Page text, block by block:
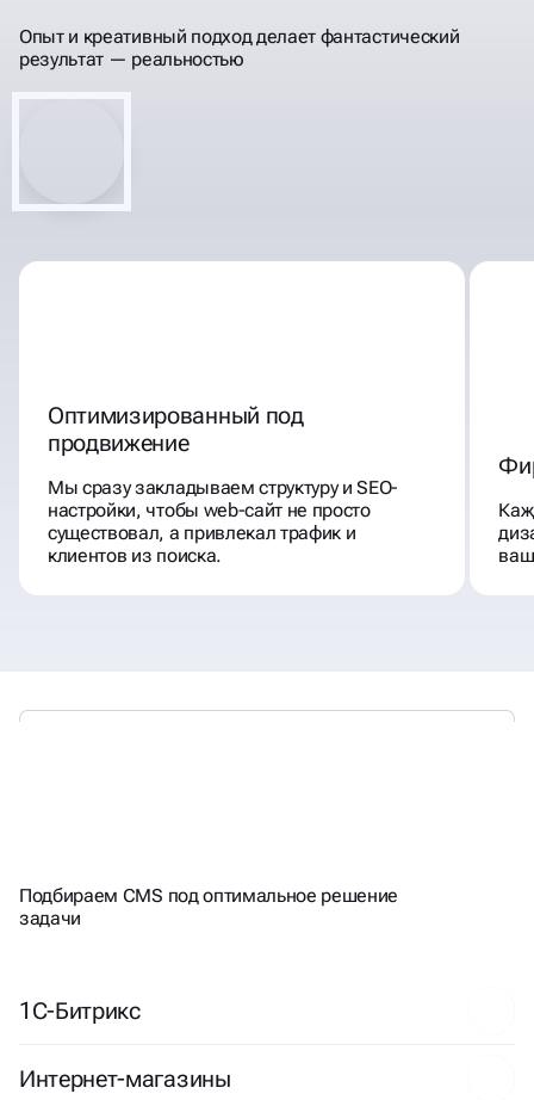
САЙТЫ ПОД КЛЮЧ
Опыт и креативный подход делает фантастический
результат — реальностью
Оптимизированный под
продвижение
Мы сразу закладываем структуру и SEO-
настройки, чтобы web-сайт не просто
существовал, а привлекал трафик и
клиентов из поиска.
CMS
Подбираем CMS под оптимальное решение
задачи
1С-Битрикс
Интернет-магазины